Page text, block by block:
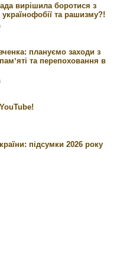
вирішила боротися з
та рашизму?!
плануємо заходи з
та перепоховання в
підсумки 2026 року